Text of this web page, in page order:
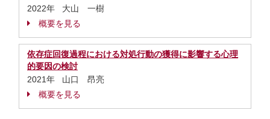
2022年 大山 一樹
概要を見る
依存症回復過程における対処行動の獲得に影響する心理
的要因の検討
2021年 山口 昂亮
概要を見る